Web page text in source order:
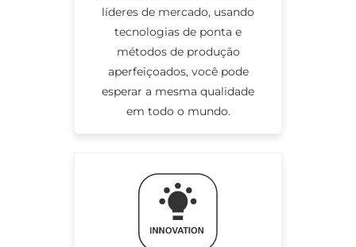
líderes de mercado, usando
tecnologias de ponta e
métodos de produção
aperfeiçoados, você pode
esperar a mesma qualidade
em todo o mundo.